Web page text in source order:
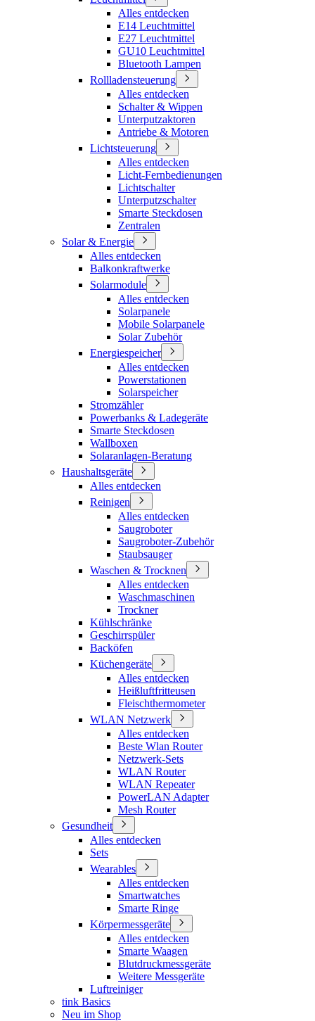
Alles entdecken
E14 Leuchtmittel
E27 Leuchtmittel
GU10 Leuchtmittel
Bluetooth Lampen
Rollladensteuerung
Alles entdecken
Schalter & Wippen
Unterputzaktoren
Antriebe & Motoren
Lichtsteuerung
Alles entdecken
Licht-Fernbedienungen
Lichtschalter
Unterputzschalter
Smarte Steckdosen
Zentralen
Solar & Energie
Alles entdecken
Balkonkraftwerke
Solarmodule
Alles entdecken
Solarpanele
Mobile Solarpanele
Solar Zubehör
Energiespeicher
Alles entdecken
Powerstationen
Solarspeicher
Stromzähler
Powerbanks & Ladegeräte
Smarte Steckdosen
Wallboxen
Solaranlagen-Beratung
Haushaltsgeräte
Alles entdecken
Reinigen
Alles entdecken
Saugroboter
Saugroboter-Zubehör
Staubsauger
Waschen & Trocknen
Alles entdecken
Waschmaschinen
Trockner
Kühlschränke
Geschirrspüler
Backöfen
Küchengeräte
Alles entdecken
Heißluftfritteusen
Fleischthermometer
WLAN Netzwerk
Alles entdecken
Beste Wlan Router
Netzwerk-Sets
WLAN Router
WLAN Repeater
PowerLAN Adapter
Mesh Router
Gesundheit
Alles entdecken
Sets
Wearables
Alles entdecken
Smartwatches
Smarte Ringe
Körpermessgeräte
Alles entdecken
Smarte Waagen
Blutdruckmessgeräte
Weitere Messgeräte
Luftreiniger
tink Basics
Neu im Shop